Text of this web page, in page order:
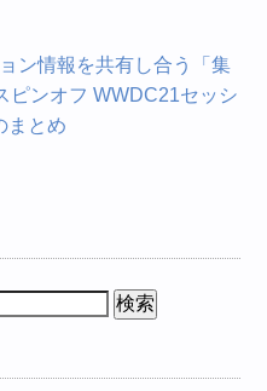
ン情報を共有し合う「集
ピンオフ WWDC21セッシ
まとめ